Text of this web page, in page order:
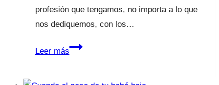
profesión que tengamos, no importa a lo que
nos dediquemos, con los…
Leer másEres